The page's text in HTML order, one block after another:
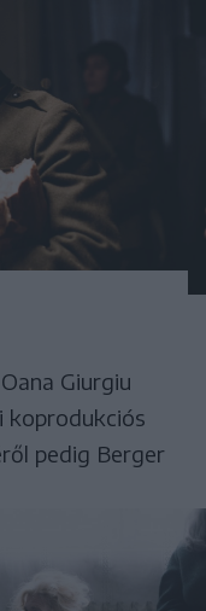
Giurgiu
koprodukciós
pedig Berger